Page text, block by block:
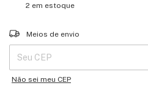
2 em estoque
Entregas para o CEP:
Meios de envio
Não sei meu CEP